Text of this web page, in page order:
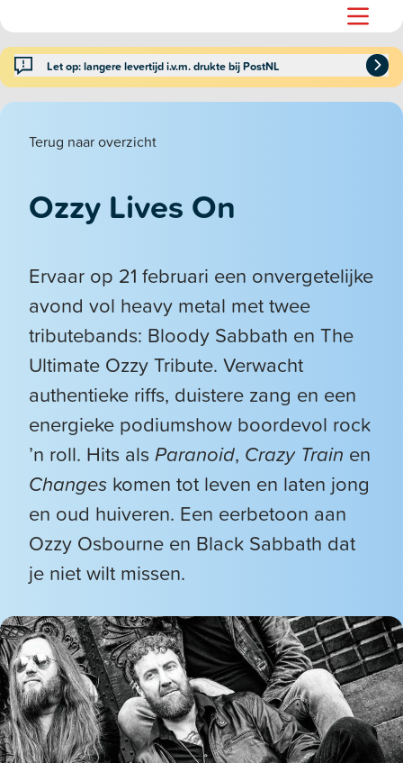
Let op: langere levertijd i.v.m. drukte bij PostNL
Terug naar overzicht
Ozzy Lives On
Ervaar op 21 februari een onvergetelijke
avond vol heavy metal met twee
tributebands: Bloody Sabbath en The
Ultimate Ozzy Tribute. Verwacht
authentieke riffs, duistere zang en een
energieke podiumshow boordevol rock
’n roll. Hits als Paranoid, Crazy Train en
Changes komen tot leven en laten jong
en oud huiveren. Een eerbetoon aan
Ozzy Osbourne en Black Sabbath dat
je niet wilt missen.